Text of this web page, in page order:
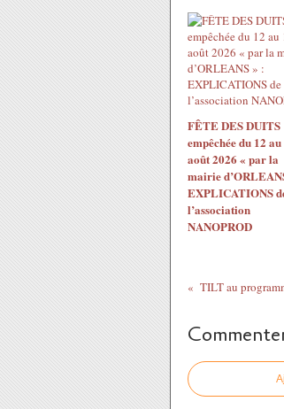
FÊTE DES DUITS
empêchée du 12 au
août 2026 « par la
mairie
EXPLICATIONS
l’association
NANOPROD
TILT au